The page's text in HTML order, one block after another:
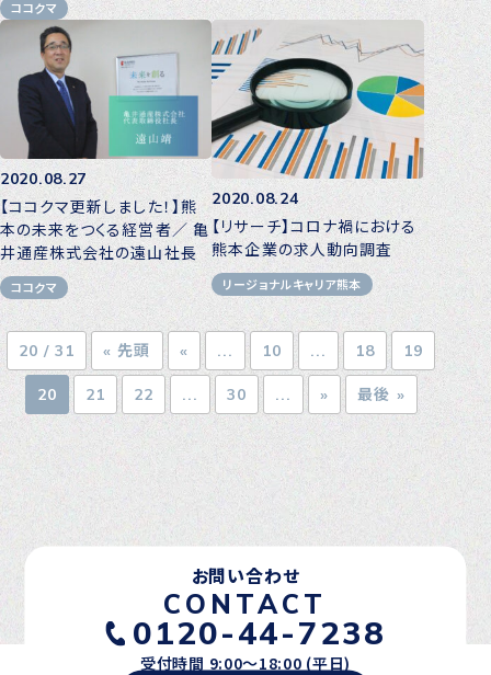
ココクマ
2020.08.27
【ココクマ更新しました！】熊
本の未来をつくる経営者／ 亀
井通産株式会社の遠山社長
ココクマ
2020.08.24
【リサーチ】コロナ禍における
熊本企業の求人動向調査
リージョナルキャリア熊本
20 / 31 « 先頭 « ... 10 ... 18 19
20 21 22 ... 30 ... » 最後 »
お問い合わせ
CONTACT
0120-44-7238
受付時間 9:00〜18:00 (平日)